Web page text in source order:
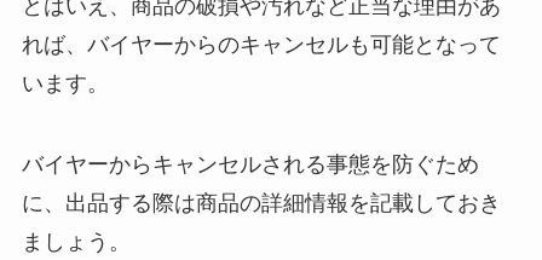
とはいえ、商品の破損や汚れなど正当な理由があ
れば、バイヤーからのキャンセルも可能となって
います。
バイヤーからキャンセルされる事態を防ぐため
に、出品する際は商品の詳細情報を記載しておき
ましょう。